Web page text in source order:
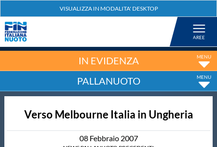
Nuoto
Tuffi
Artistico
IN EVIDENZA
PALLANUOTO
Verso Melbourne Italia in Ungheria
08 Febbraio 2007